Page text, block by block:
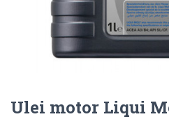
Ulei motor Liqui